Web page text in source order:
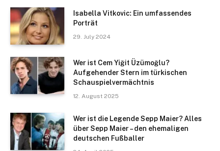
Isabella Vitkovic: Ein umfassendes
Porträt
29. July 2024
Wer ist Cem Yiğit Üzümoğlu?
Aufgehender Stern im türkischen
Schauspielvermächtnis​
12. August 2025
Wer ist die Legende Sepp Maier? Alles
über Sepp Maier – den ehemaligen
deutschen Fußballer